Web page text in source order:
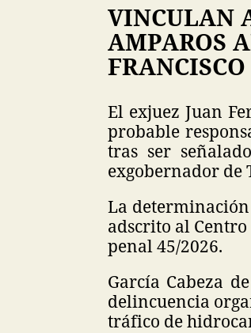
VINCULAN
AMPAROS
El exjuez Juan
probable
tras ser
exgobernador de
La
adscrito al Centro
penal 45/2026.
García Cabeza
delincuencia
tráfico de